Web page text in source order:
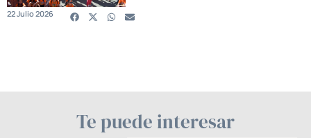
22 Julio 2026
Te puede interesar